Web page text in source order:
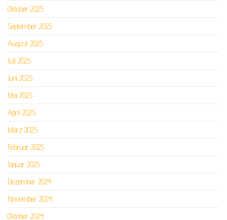
Oktober 2025
September 2025
August 2025
Juli 2025
Juni 2025
Mai 2025
April 2025
März 2025
Februar 2025
Januar 2025
Dezember 2024
November 2024
Oktober 2024